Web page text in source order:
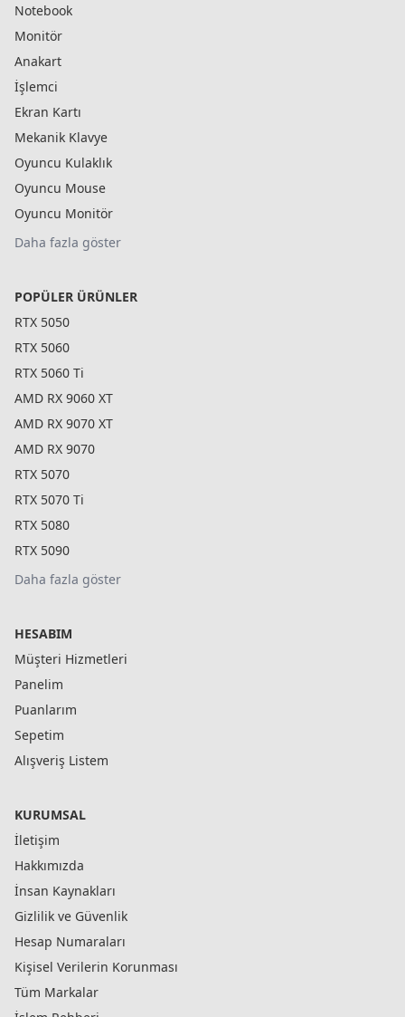
Notebook
Monitör
Anakart
İşlemci
Ekran Kartı
Mekanik Klavye
Oyuncu Kulaklık
Oyuncu Mouse
Oyuncu Monitör
Daha fazla göster
POPÜLER ÜRÜNLER
RTX 5050
RTX 5060
RTX 5060 Ti
AMD RX 9060 XT
AMD RX 9070 XT
AMD RX 9070
RTX 5070
RTX 5070 Ti
RTX 5080
RTX 5090
Daha fazla göster
HESABIM
Müşteri Hizmetleri
Panelim
Puanlarım
Sepetim
Alışveriş Listem
KURUMSAL
İletişim
Hakkımızda
İnsan Kaynakları
Gizlilik ve Güvenlik
Hesap Numaraları
Kişisel Verilerin Korunması
Tüm Markalar